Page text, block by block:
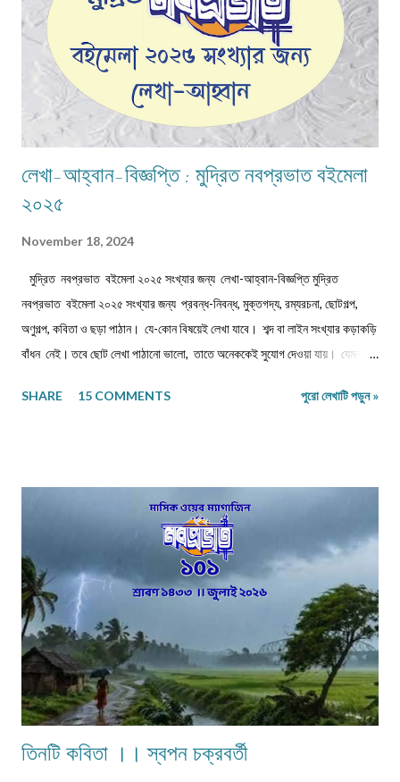
লেখা-আহ্বান-বিজ্ঞপ্তি : মুদ্রিত নবপ্রভাত বইমেলা
২০২৫
November 18, 2024
মুদ্রিত নবপ্রভাত বইমেলা ২০২৫ সংখ্যার জন্য লেখা-আহ্বান-বিজ্ঞপ্তি মুদ্রিত
নবপ্রভাত বইমেলা ২০২৫ সংখ্যার জন্য প্রবন্ধ-নিবন্ধ, মুক্তগদ্য, রম্যরচনা, ছোটগল্প,
অণুগল্প, কবিতা ও ছড়া পাঠান। যে-কোন বিষয়েই লেখা যাবে। শব্দ বা লাইন সংখ্যার কড়াকড়ি
বাঁধন নেই। তবে ছোট লেখা পাঠানো ভালো, তাতে অনেককেই সুযোগ দেওয়া যায়। যেমন,
৮০০-৯০০ শব্দে, প্রবন্ধ/নিবন্ধ ১৫০০-১৬০০ শব্দে। তবে এ বাঁধন 'অবশ্যমান্য' নয়। সম্পূর্ণ
সঙ্গে দেবেন নিজের নাম, ঠিকানা এবং ফোন ও whatsapp নম্বর। (ছবি দেওয়ার দরকার
নেই।) ১) মেলের সাবজেক্ট লাইনে লিখবেন 'মুদ্রিত নবপ্রভাত বইমেলা সংখ্যা ২০২৬-এর
জন্য'। ২) বানানের দিকে বিশেষ নজর দেবেন। ৩) য...
SHARE 15 COMMENTS পুরো লেখাটি পড়ুন »
তিনটি কবিতা ।। স্বপন চক্রবর্তী